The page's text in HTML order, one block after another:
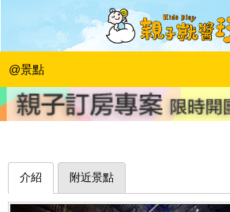
@景點
造飛機、當空姐，各式互
小飛機迷夢想～名古屋
DREAMS
壞波妞の旅行食踨|2020-01-18
介紹 附近景點